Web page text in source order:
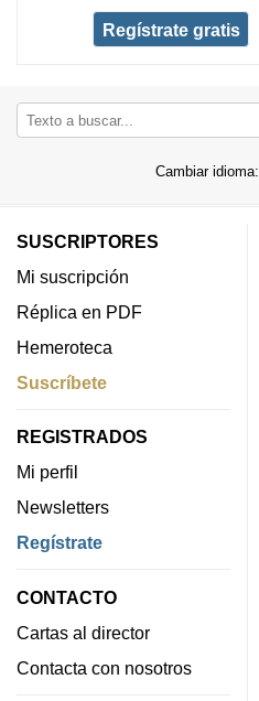
Regístrate gratis
Cambiar idioma:
SUSCRIPTORES
Mi suscripción
Réplica en PDF
Hemeroteca
Suscríbete
REGISTRADOS
Mi perfil
Newsletters
Regístrate
CONTACTO
Cartas al director
Contacta con nosotros